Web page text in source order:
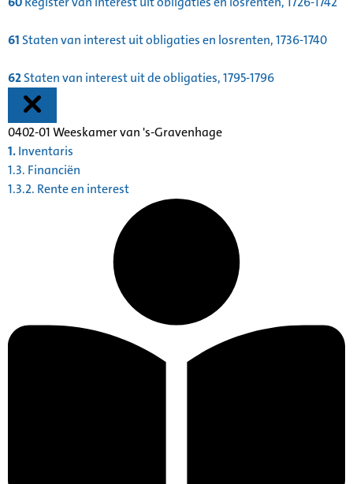
61 Staten van interest uit obligaties en losrenten, 1736-1740
62Staten van interest uit de obligaties, 1795-1796
0402-01 Weeskamer van 's-Gravenhage
1.Inventaris
1.3. Financiën
1.3.2. Rente en interest